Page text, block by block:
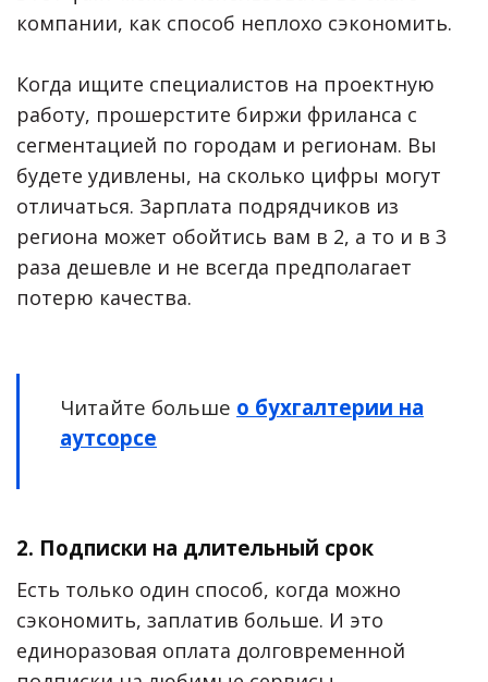
компании, как способ неплохо сэкономить.
Когда ищите специалистов на проектную
работу, прошерстите биржи фриланса с
сегментацией по городам и регионам. Вы
будете удивлены, на сколько цифры могут
отличаться. Зарплата подрядчиков из
региона может обойтись вам в 2, а то и в 3
раза дешевле и не всегда предполагает
потерю качества.
Читайте больше о бухгалтерии на
аутсорсе
2. Подписки на длительный срок
Есть только один способ, когда можно
сэкономить, заплатив больше. И это
единоразовая оплата долговременной